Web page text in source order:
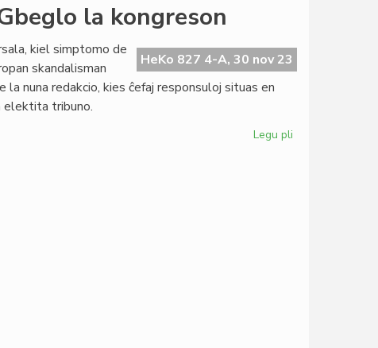
institucio
la kongreson
HeKo 827 4-A, 30 nov 23
kiel simptomo de
skandalisman
nuna redakcio, kies ĉefaj responsuloj situas en
elektita tribuno.
Legu pli